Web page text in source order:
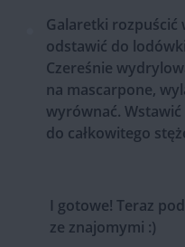
Galaretki rozpuścić
odstawić do
Czereśnie
na mascarpone,
wyrównać.
do całkowitego
I gotowe! Teraz
ze znajomymi :)